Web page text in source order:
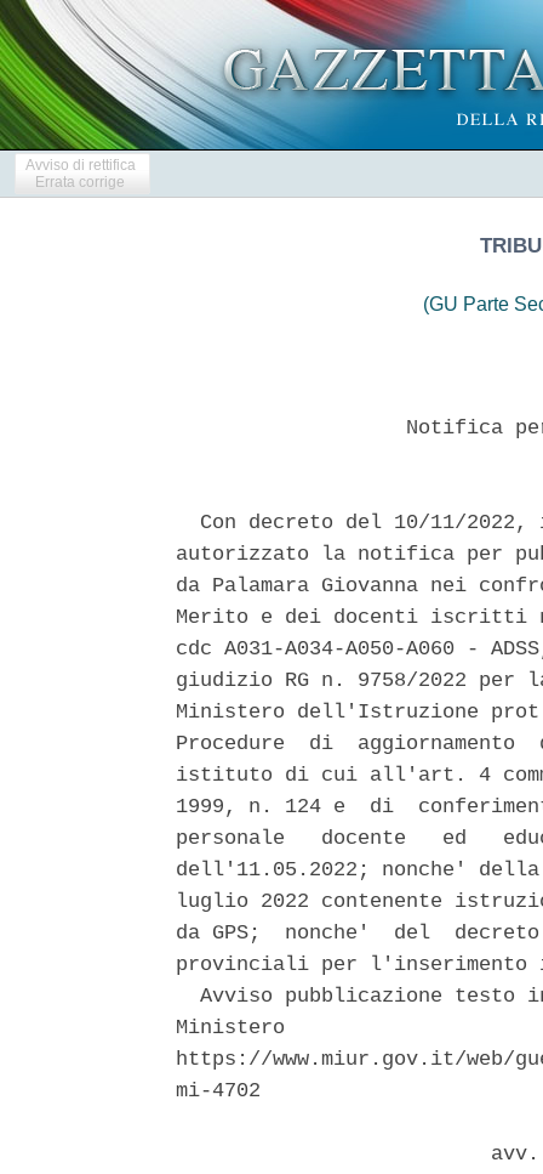
Avviso di rettifica
Errata corrige
(GU Parte
Notifica
Con decreto del 10/11/2022,
autorizzato la notifica per
da Palamara Giovanna nei
Merito e dei docenti iscritti
cdc A031-A034-A050-A060 -
giudizio RG n. 9758/2022
Ministero dell'Istruzione
Procedure  di
istituto di cui all'art. 4
1999, n. 124 e  di
personale   docente   ed
dell'11.05.2022; nonche'
luglio 2022 contenente
da GPS;  nonche'  del
provinciali per l'inserimento
Avviso pubblicazione testo
Ministero
https://www.miur.gov.it/web/
mi-4702